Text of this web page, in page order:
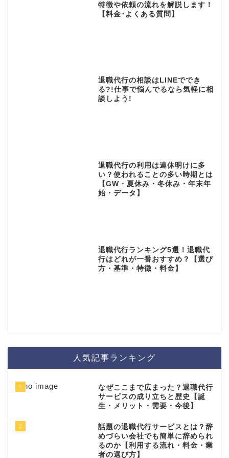
特徴や依頼の流れを解説します！
【料金･よくある質問】
退職代行の相談はLINEででき
る?!仕事で悩んでるなら気軽に相
談しよう!
退職代行の利用は連休明けに多
い？使われることの多い時期とは
【GW・夏休み・冬休み・年末年
始・データ】
退職代行ランキング5選！退職代
行はどれが一番おすすめ？【選び
方・基準・特徴・料金】
人気記事ランキング
1
なぜここまで広まった？退職代行
サービスの成り立ちと歴史【誕
生・メリット・需要・今後】
2
話題の退職代行サービスとは？辞
めづらい会社でも簡単に辞められ
るのか【利用する流れ・料金・業
者の選び方】